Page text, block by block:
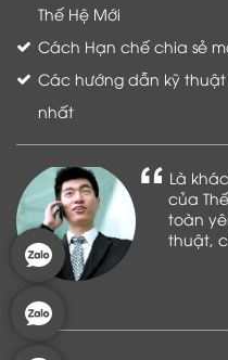
Thế Hệ Mới
Cách Hạn chế chia sẻ
Các hướng dẫn kỹ thuật
nhất
Là
của
toàn
thuật,